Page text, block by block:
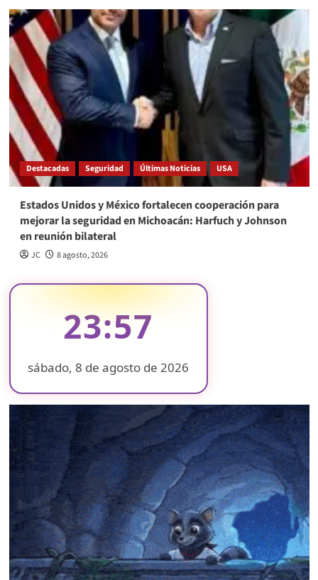
Destacadas Seguridad Últimas Noticias USA
Estados Unidos y México fortalecen cooperación para
mejorar la seguridad en Michoacán: Harfuch y Johnson
en reunión bilateral
JC 8 agosto, 2026
23:57
sábado, 8 de agosto de 2026
❄
❄
❄
❄
❄